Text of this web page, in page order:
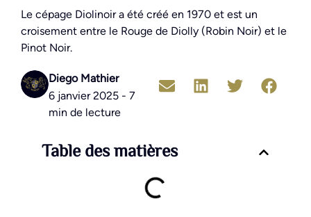
Le cépage Diolinoir a été créé en 1970 et est un
croisement entre le Rouge de Diolly (Robin Noir) et le
Pinot Noir.
Diego Mathier
6 janvier 2025 - 7
min de lecture
Table des matières